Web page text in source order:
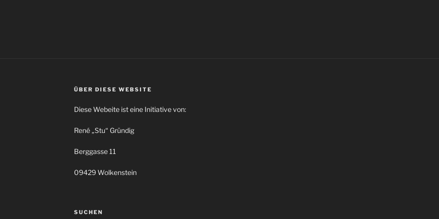
ÜBER DIESE WEBSITE
Diese Webeite ist eine Initiative von:
René „Stu“ Gründig
Berggasse 11
09429 Wolkenstein
SUCHEN